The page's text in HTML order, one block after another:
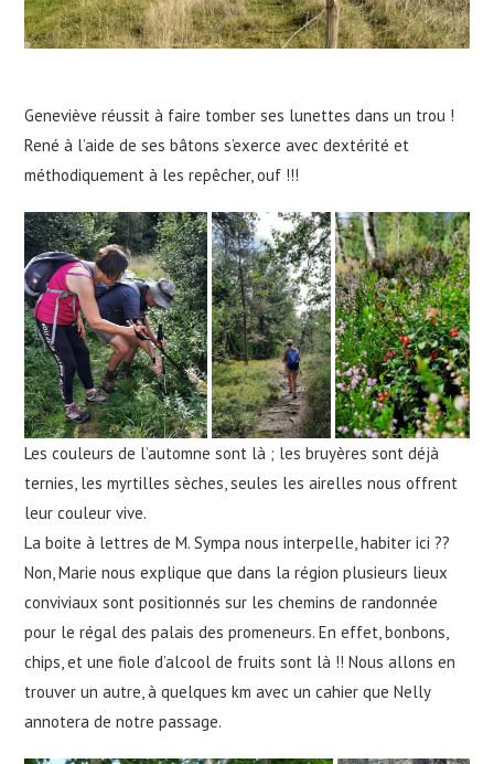
Geneviève réussit à faire tomber ses lunettes dans un trou !
René à l’aide de ses bâtons s’exerce avec dextérité et
méthodiquement à les repêcher, ouf !!!
Les couleurs de l’automne sont là ; les bruyères sont déjà
ternies, les myrtilles sèches, seules les airelles nous offrent
leur couleur vive.
La boite à lettres de M. Sympa nous interpelle, habiter ici ??
Non, Marie nous explique que dans la région plusieurs lieux
conviviaux sont positionnés sur les chemins de randonnée
pour le régal des palais des promeneurs. En effet, bonbons,
chips, et une fiole d’alcool de fruits sont là !! Nous allons en
trouver un autre, à quelques km avec un cahier que Nelly
annotera de notre passage.